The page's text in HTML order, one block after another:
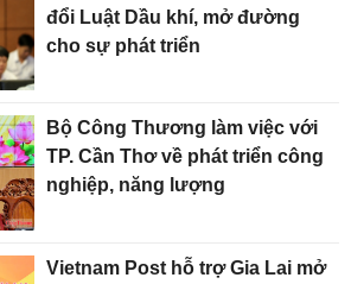
đổi Luật Dầu khí, mở đường
cho sự phát triển
Bộ Công Thương làm việc với
TP. Cần Thơ về phát triển công
nghiệp, năng lượng
Vietnam Post hỗ trợ Gia Lai mở